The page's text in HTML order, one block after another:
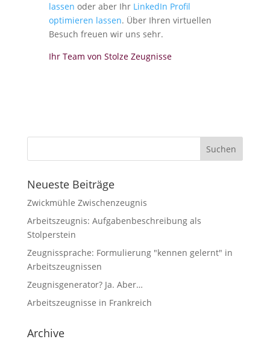
lassen oder aber Ihr LinkedIn Profil
optimieren lassen. Über Ihren virtuellen
Besuch freuen wir uns sehr.
Ihr Team von Stolze Zeugnisse
Neueste Beiträge
Zwickmühle Zwischenzeugnis
Arbeitszeugnis: Aufgabenbeschreibung als
Stolperstein
Zeugnissprache: Formulierung "kennen gelernt" in
Arbeitszeugnissen
Zeugnisgenerator? Ja. Aber…
Arbeitszeugnisse in Frankreich
Archive